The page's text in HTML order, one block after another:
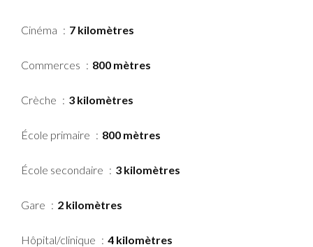
Cinéma 7 kilomètres
Commerces 800 mètres
Crèche 3 kilomètres
École primaire 800 mètres
École secondaire 3 kilomètres
Gare 2 kilomètres
Hôpital/clinique 4 kilomètres